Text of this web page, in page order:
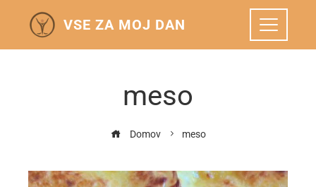
VSE ZA MOJ DAN
meso
Domov meso